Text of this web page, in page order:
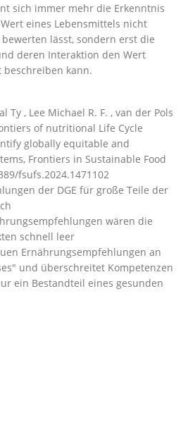
sich immer mehr die Erkenntnis
eines Lebensmittels nicht
lässt, sondern erst die
deren Interaktion den Wert
kann.
Ty , Lee Michael R. F. , van der Pols
of nutritional Life Cycle
globally equitable and
Frontiers in Sustainable Food
fsufs.2024.1471102
der DGE für große Teile der
wären die
schnell leer
Ernährungsempfehlungen an
und überschreitet Kompetenzen
ein Bestandteil eines gesunden